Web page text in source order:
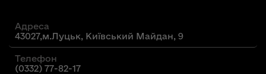
Адреса
43027,м.Луцьк, Київський Майдан, 9
Телефон
(0332) 77-82-17